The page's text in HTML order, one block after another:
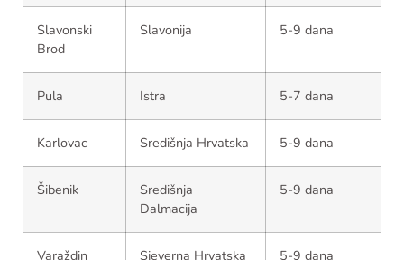
Slavonski
Brod
Slavonija 5-9 dana
Pula Istra 5-7 dana
Karlovac Središnja Hrvatska 5-9 dana
Šibenik
Središnja
Dalmacija
5-9 dana
Varaždin Sjeverna Hrvatska 5-9 dana